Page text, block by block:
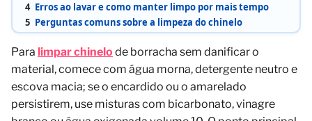
4 Erros ao lavar e como manter limpo por mais tempo
5 Perguntas comuns sobre a limpeza do chinelo
Para limpar chinelo de borracha sem danificar o
material, comece com água morna, detergente neutro e
escova macia; se o encardido ou o amarelado
persistirem, use misturas com bicarbonato, vinagre